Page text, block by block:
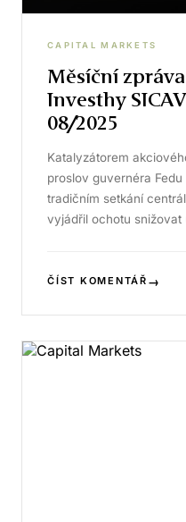
CAPITAL MARKETS
Měsíční
Investhy
08/2025
Katalyzátorem
proslov guvernéra
tradičním setkání
vyjádřil ochotu
ČÍST KOMENTÁŘ →